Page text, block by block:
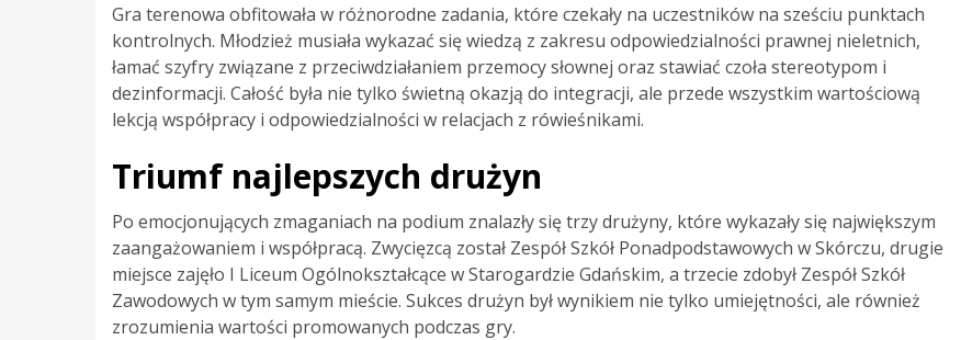
Gra terenowa obfitowała w różnorodne zadania, które czekały na uczestników na sześciu punktach
kontrolnych. Młodzież musiała wykazać się wiedzą z zakresu odpowiedzialności prawnej nieletnich,
łamać szyfry związane z przeciwdziałaniem przemocy słownej oraz stawiać czoła stereotypom i
dezinformacji. Całość była nie tylko świetną okazją do integracji, ale przede wszystkim wartościową
lekcją współpracy i odpowiedzialności w relacjach z rówieśnikami.
Triumf najlepszych drużyn
Po emocjonujących zmaganiach na podium znalazły się trzy drużyny, które wykazały się największym
zaangażowaniem i współpracą. Zwycięzcą został Zespół Szkół Ponadpodstawowych w Skórczu, drugie
miejsce zajęło I Liceum Ogólnokształcące w Starogardzie Gdańskim, a trzecie zdobył Zespół Szkół
Zawodowych w tym samym mieście. Sukces drużyn był wynikiem nie tylko umiejętności, ale również
zrozumienia wartości promowanych podczas gry.